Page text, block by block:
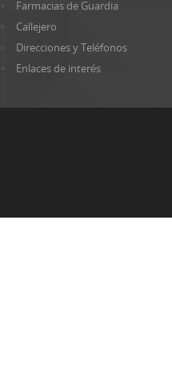
Farmacias de Guardia
Callejero
Direcciones y Teléfonos
Enlaces de interés